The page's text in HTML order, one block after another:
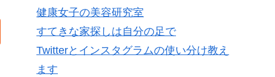
健康女子の美容研究室
すてきな家探しは自分の足で
Twitterとインスタグラムの使い分け教え
ます